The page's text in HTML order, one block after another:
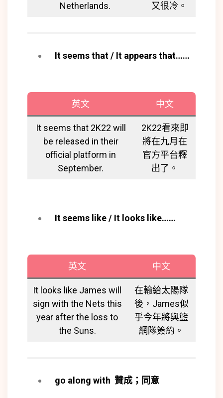
Netherlands.
又很冷。
It seems that / It appears that……
英文 中文
It seems that 2K22 will
be released in their
official platform in
September.
2K22看來即
將在九月在
官方平台釋
出了。
It seems like / It looks like……
英文 中文
It looks like James will
sign with the Nets this
year after the loss to
the Suns.
在輸給太陽隊
後，James似
乎今年將與籃
網隊簽約。
go along with 贊成；同意